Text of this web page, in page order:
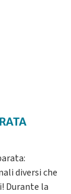
diversi che
Durante la